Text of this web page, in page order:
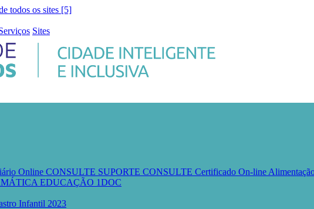
todos os sites [5]
Sites
Online CONSULTE SUPORTE CONSULTE Certificado On-line
EDUCAÇÃO 1DOC
Infantil 2023